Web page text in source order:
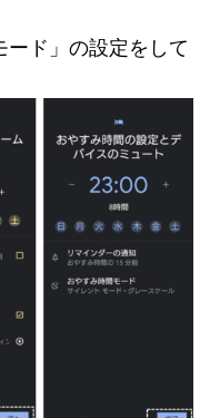
ード」の設定をして